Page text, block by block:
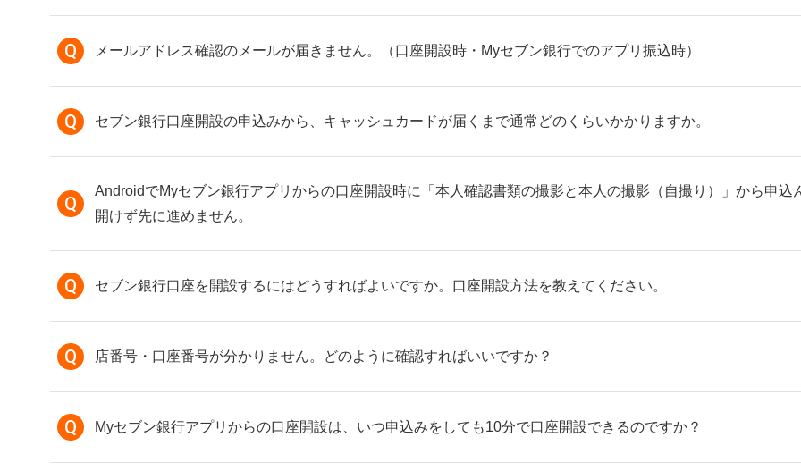
Q メールアドレス確認のメールが届きません。（口座開設時・Myセブン銀行でのアプリ振込時）
Q セブン銀行口座開設の申込みから、キャッシュカードが届くまで通常どのくらいかかりますか。
Q
AndroidでMyセブン銀行アプリからの口座開設時に「本人確認書類の撮影と本人の撮影（自撮り）」から申込
開けず先に進めません。
Q セブン銀行口座を開設するにはどうすればよいですか。口座開設方法を教えてください。
Q 店番号・口座番号が分かりません。どのように確認すればいいですか？
Q Myセブン銀行アプリからの口座開設は、いつ申込みをしても10分で口座開設できるのですか？